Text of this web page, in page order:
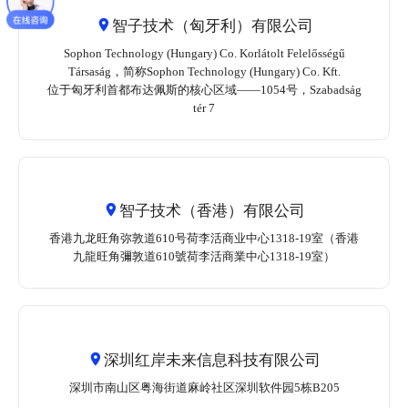
智子技术（匈牙利）有限公司
Sophon Technology (Hungary) Co. Korlátolt Felelősségű
Társaság，简称Sophon Technology (Hungary) Co. Kft.
位于匈牙利首都布达佩斯的核心区域——1054号，Szabadság
tér 7
智子技术（香港）有限公司
香港九龙旺角弥敦道610号荷李活商业中心1318-19室（香港
九龍旺角彌敦道610號荷李活商業中心1318-19室）
深圳红岸未来信息科技有限公司
深圳市南山区粤海街道麻岭社区深圳软件园5栋B205